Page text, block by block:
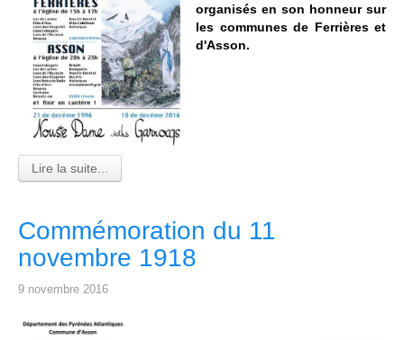
organisés en son honneur sur
les communes de Ferrières et
d'Asson.
Lire la suite...
Commémoration du 11
novembre 1918
9 novembre 2016